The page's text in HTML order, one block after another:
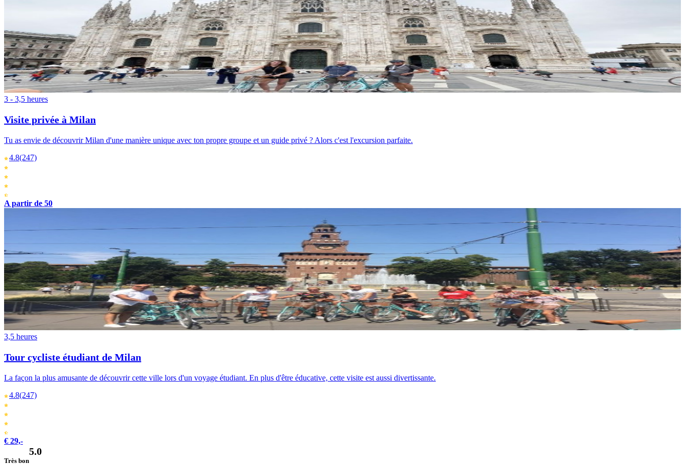
3 - 3,5 heures
Visite privée à Milan
Tu as envie de découvrir Milan d'une manière unique avec ton propre groupe et un guide privé ? Alors c'est l'excursion parfaite.
4.8(247)
A partir de 50
3,5 heures
Tour cycliste étudiant de Milan
La façon la plus amusante de découvrir cette ville lors d'un voyage étudiant. En plus d'être éducative, cette visite est aussi divertissante.
4.8(247)
€ 29,-
Très bon
5.0